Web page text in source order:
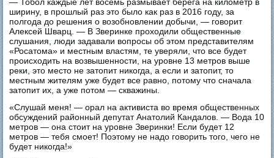
— Тобол каждые лет восемь размывает берега на километр в
ширину, в прошлый раз это было как раз в 2016 году, за
полгода до решения о возобновлении добычи, — говорит
Алексей Шварц. — В Зверинке проходили общественные
слушания, люди задавали вопросы об этом представителям
«Росатома» и местным властям, те уверяли, что все будет
происходить на возвышенности, на уровне 13 метров выше
реки, это место не затопит никогда, а если и затопит, то
местным жителям уже будет все равно, потому что сначала
затопит их, а уже потом — скважины.
«Слушай меня! — орал на активиста во время общественных
обсуждений районный депутат Анатолий Кандалов. — Вода 10
метров — она стоит на уровне Зверинки! Если будет 12
метров — тебя смоет! Поэтому не надо говорить того, чего не
будет никогда!»